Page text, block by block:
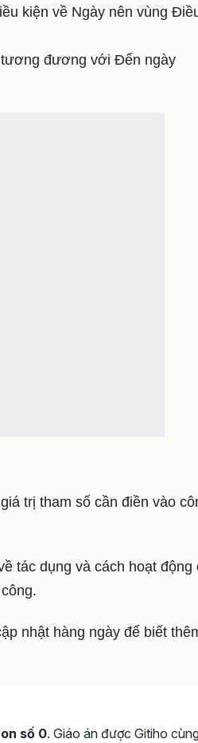
kiện về Ngày nên vùng
tương đương với Đến ngày
trị tham số cần điền vào
tác dụng và cách hoạt động
nhật hàng ngày để biết
số 0. Giáo án được Gitiho